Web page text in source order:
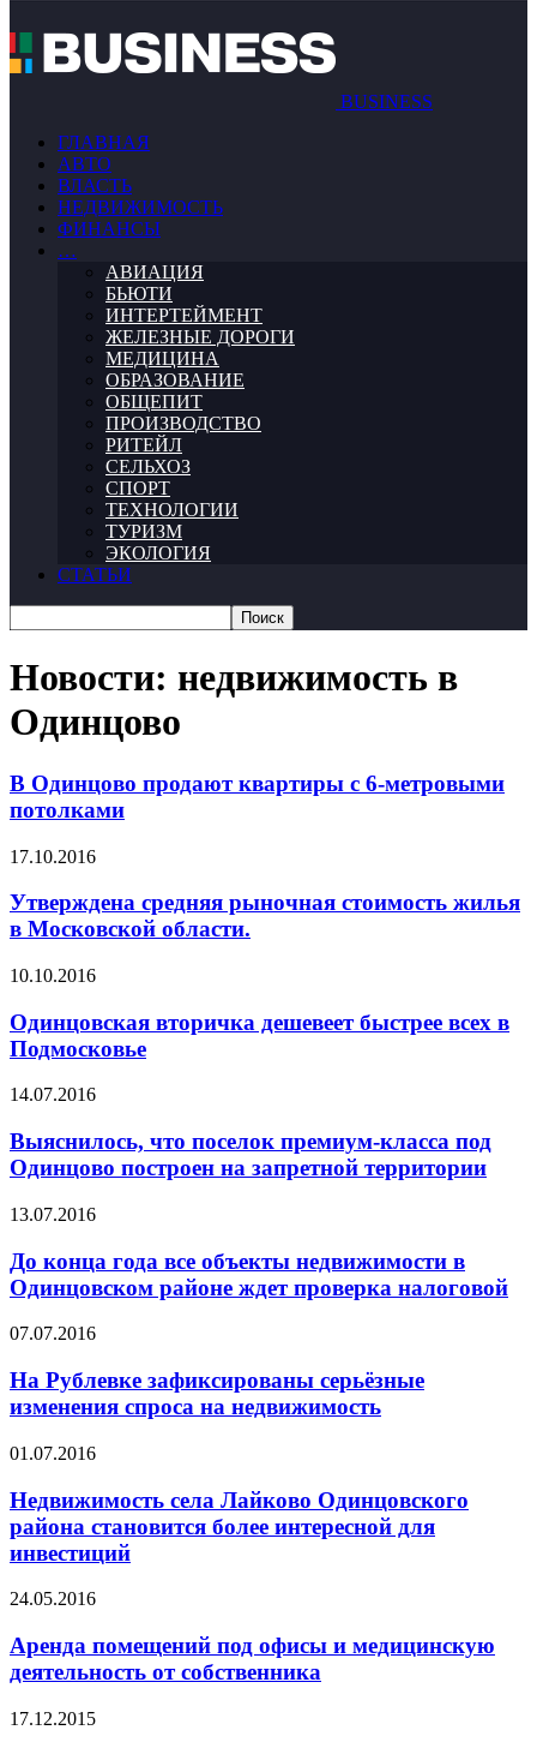
BUSINESS
ГЛАВНАЯ
АВТО
ВЛАСТЬ
НЕДВИЖИМОСТЬ
ФИНАНСЫ
…
АВИАЦИЯ
БЬЮТИ
ИНТЕРТЕЙМЕНТ
ЖЕЛЕЗНЫЕ ДОРОГИ
МЕДИЦИНА
ОБРАЗОВАНИЕ
ОБЩЕПИТ
ПРОИЗВОДСТВО
РИТЕЙЛ
СЕЛЬХОЗ
СПОРТ
ТЕХНОЛОГИИ
ТУРИЗМ
ЭКОЛОГИЯ
СТАТЬИ
Новости: недвижимость в
Одинцово
В Одинцово продают квартиры с 6-метровыми
потолками
17.10.2016
Утверждена средняя рыночная стоимость жилья
в Московской области.
10.10.2016
Одинцовская вторичка дешевеет быстрее всех в
Подмосковье
14.07.2016
Выяснилось, что поселок премиум-класса под
Одинцово построен на запретной территории
13.07.2016
До конца года все объекты недвижимости в
Одинцовском районе ждет проверка налоговой
07.07.2016
На Рублевке зафиксированы серьёзные
изменения спроса на недвижимость
01.07.2016
Недвижимость села Лайково Одинцовского
района становится более интересной для
инвестиций
24.05.2016
Аренда помещений под офисы и медицинскую
деятельность от собственника
17.12.2015